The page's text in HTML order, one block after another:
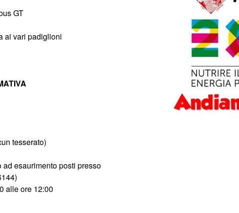
GT
ai vari padiglioni
tesserato)
esaurimento posti presso
alle ore 12:00